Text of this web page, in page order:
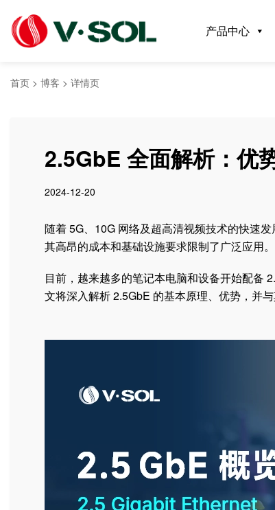
产品中心
首页 > 博客 > 详情页
2.5GbE 全面解析：优
2024-12-20
随着 5G、10G 网络及超高清视频技术的快速
其高昂的成本和基础设施要求限制了广泛应用
目前，越来越多的笔记本电脑和设备开始配备
文将深入解析 2.5GbE 的基本原理、优势，并与